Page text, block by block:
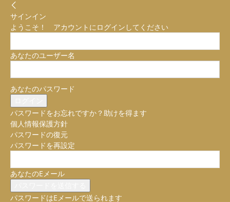
サインイン
ようこそ！ アカウントにログインしてください
あなたのユーザー名
あなたのパスワード
パスワードをお忘れですか？助けを得ます
個人情報保護方針
パスワードの復元
パスワードを再設定
あなたのEメール
パスワードはEメールで送られます